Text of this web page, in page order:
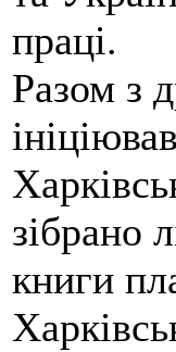
праці.
Разом з
зібрано
книги